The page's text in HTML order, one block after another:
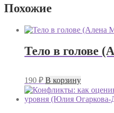
Похожие
Тело в голове
190 ₽ В корзину